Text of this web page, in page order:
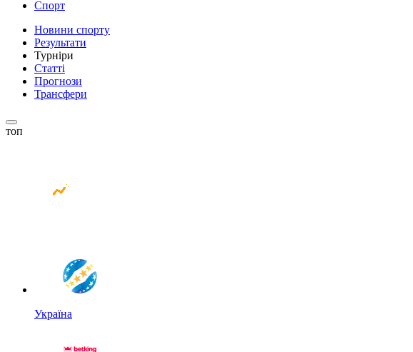
Спорт
Новини спорту
Результати
Турніри
Статті
Прогнози
Трансфери
топ
Україна